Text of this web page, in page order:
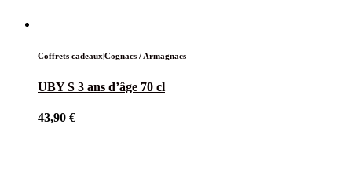
Coffrets cadeaux|Cognacs / Armagnacs
UBY S 3 ans d’âge 70 cl
43,90 €